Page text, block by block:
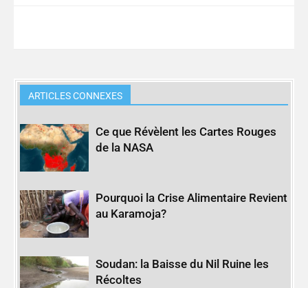
ARTICLES CONNEXES
Ce que Révèlent les Cartes Rouges
de la NASA
Pourquoi la Crise Alimentaire Revient
au Karamoja?
Soudan: la Baisse du Nil Ruine les
Récoltes